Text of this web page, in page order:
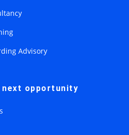
Advisory
next opportunity